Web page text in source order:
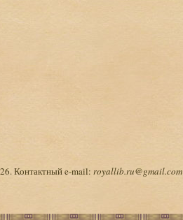
Контактный e-mail: royallib.ru@gmail.com